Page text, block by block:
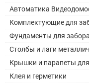
Автоматика
Комплектующие для
Фундаменты для
Столбы и лаги
Крышки и парапеты
Клея и герметики